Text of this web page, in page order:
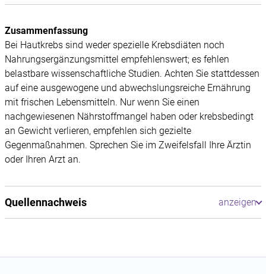
Zusammenfassung
Bei Hautkrebs sind weder spezielle Krebsdiäten noch
Nahrungsergänzungsmittel empfehlenswert; es fehlen
belastbare wissenschaftliche Studien. Achten Sie stattdessen
auf eine ausgewogene und abwechslungsreiche Ernährung
mit frischen Lebensmitteln. Nur wenn Sie einen
nachgewiesenen Nährstoffmangel haben oder krebsbedingt
an Gewicht verlieren, empfehlen sich gezielte
Gegenmaßnahmen. Sprechen Sie im Zweifelsfall Ihre Ärztin
oder Ihren Arzt an.
Quellennachweis